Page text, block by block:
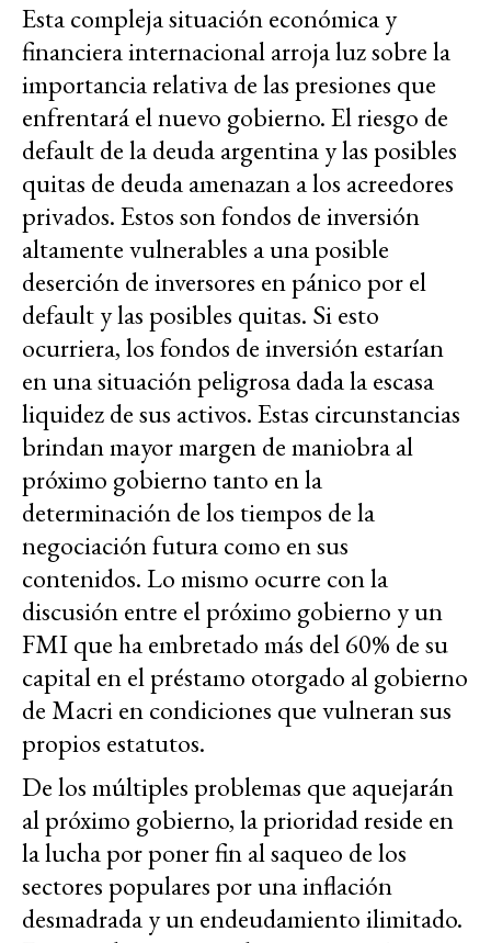
Esta compleja situación económica y
financiera internacional arroja luz sobre la
importancia relativa de las presiones que
enfrentará el nuevo gobierno. El riesgo de
default de la deuda argentina y las posibles
quitas de deuda amenazan a los acreedores
privados. Estos son fondos de inversión
altamente vulnerables a una posible
deserción de inversores en pánico por el
default y las posibles quitas. Si esto
ocurriera, los fondos de inversión estarían
en una situación peligrosa dada la escasa
liquidez de sus activos. Estas circunstancias
brindan mayor margen de maniobra al
próximo gobierno tanto en la
determinación de los tiempos de la
negociación futura como en sus
contenidos. Lo mismo ocurre con la
discusión entre el próximo gobierno y un
FMI que ha embretado más del 60% de su
capital en el préstamo otorgado al gobierno
de Macri en condiciones que vulneran sus
propios estatutos.
De los múltiples problemas que aquejarán
al próximo gobierno, la prioridad reside en
la lucha por poner fin al saqueo de los
sectores populares por una inflación
desmadrada y un endeudamiento ilimitado.